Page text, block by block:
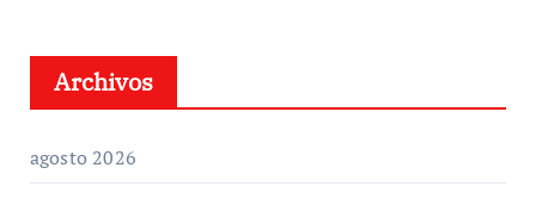
Archivos
agosto 2026